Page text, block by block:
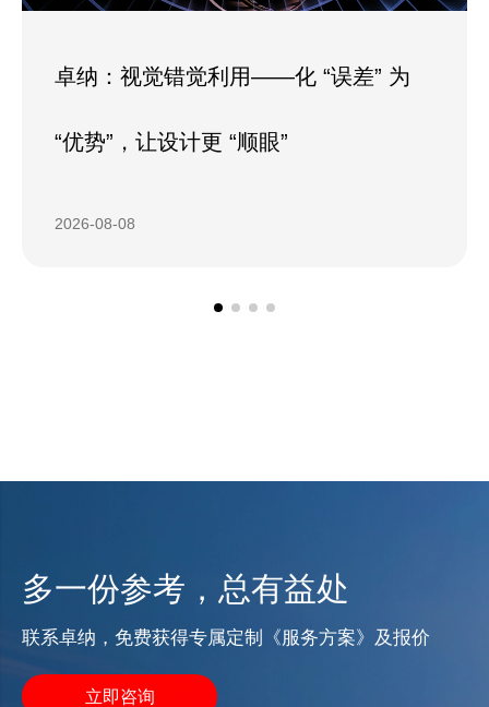
卓纳：视觉错觉利用——化 “误差” 为
“优势”，让设计更 “顺眼”
2026-08-08
多一份参考，总有益处
联系卓纳，免费获得专属定制《服务方案》及报价
立即咨询